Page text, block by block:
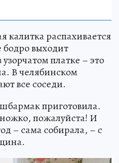
калитка распахивается
бодро выходит
платке – это
В челябинском
все соседи.
приготовила.
пожалуйста! И
– сама собирала, – с